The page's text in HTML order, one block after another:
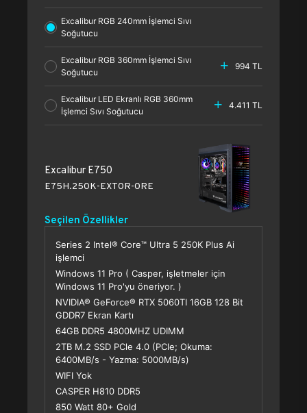
Excalibur RGB 240mm İşlemci Sıvı
Soğutucu
Excalibur RGB 360mm İşlemci Sıvı
Soğutucu
994 TL
Excalibur LED Ekranlı RGB 360mm
İşlemci Sıvı Soğutucu
4.411 TL
Excalibur E750
E75H.250K-EXT0R-0RE
Seçilen Özellikler
Series 2 Intel® Core™ Ultra 5 250K Plus Ai
işlemci
Windows 11 Pro ( Casper, işletmeler için
Windows 11 Pro'yu öneriyor. )
NVIDIA® GeForce® RTX 5060TI 16GB 128 Bit
GDDR7 Ekran Kartı
64GB DDR5 4800MHZ UDIMM
2TB M.2 SSD PCle 4.0 (PCle; Okuma:
6400MB/s - Yazma: 5000MB/s)
WIFI Yok
CASPER H810 DDR5
850 Watt 80+ Gold